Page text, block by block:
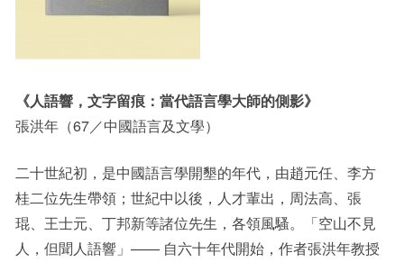
《人語響，文字留痕：當代語言學大師的側影》
張洪年（67／中國語言及文學）
二十世紀初，是中國語言學開墾的年代，由趙元任、李方
桂二位先生帶領；世紀中以後，人才輩出，周法高、張
琨、王士元、丁邦新等諸位先生，各領風騷。「空山不見
人，但聞人語響」—— 自六十年代開始，作者張洪年教授